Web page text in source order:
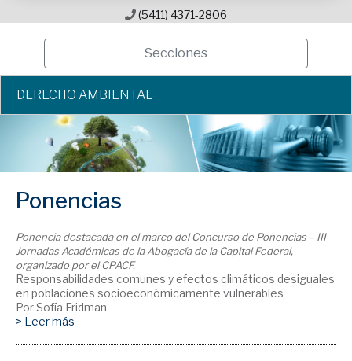
(5411) 4371-2806
Secciones
DERECHO AMBIENTAL
Ponencias
Ponencia destacada en el marco del Concurso de Ponencias – III
Jornadas Académicas de la Abogacía de la Capital Federal,
organizado por el CPACF.
Responsabilidades comunes y efectos climáticos desiguales
en poblaciones socioeconómicamente vulnerables
Por Sofía Fridman
> Leer más